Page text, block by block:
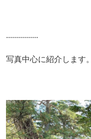
................
写真中心に紹介します。